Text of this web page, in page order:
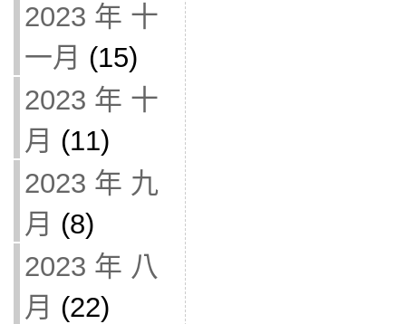
2023 年 十
一月 (15)
2023 年 十
月 (11)
2023 年 九
月 (8)
2023 年 八
月 (22)